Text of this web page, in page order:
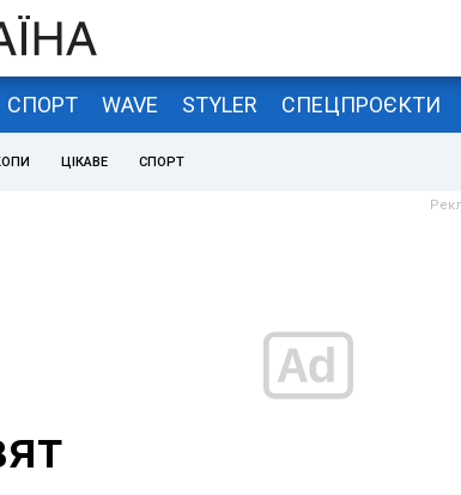
СПОРТ WAVE STYLER СПЕЦПРОЄКТИ
ЦІКАВЕ СПОРТ